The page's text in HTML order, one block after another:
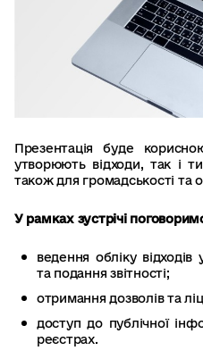
Презентація буде
утворюють відходи, так і
також для громадськості та
У рамках зустрічі
ведення обліку відходів
та подання звітності;
отримання дозволів та
доступ до публічної
реєстрах.